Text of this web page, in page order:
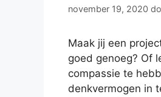
november 19, 2020
Maak jij een
goed genoeg? Of
compassie te
denkvermogen in